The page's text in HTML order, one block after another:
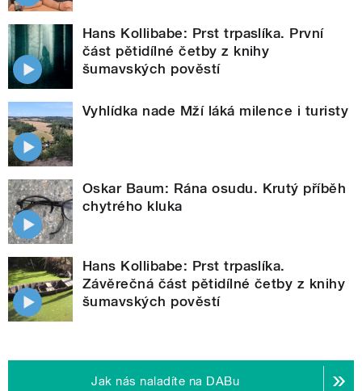
Hans Kollibabe: Prst trpaslíka. První
část pětidílné četby z knihy
šumavských pověstí
Vyhlídka nade Mží láká milence i turisty
Oskar Baum: Rána osudu. Krutý příběh
chytrého kluka
Hans Kollibabe: Prst trpaslíka.
Závěrečná část pětidílné četby z knihy
šumavských pověstí
Jak nás naladíte na DABu